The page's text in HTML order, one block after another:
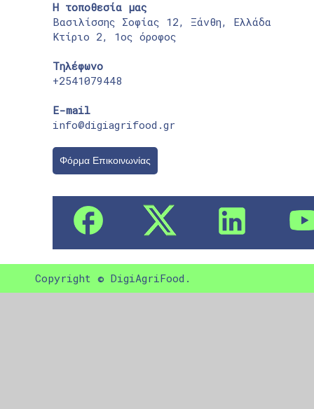
Η τοποθεσία μας
Βασιλίσσης Σοφίας 12, Ξάνθη, Ελλάδα
Κτίριο 2, 1ος όροφος
Τηλέφωνο
+2541079448
E-mail
info@digiagrifood.gr
Φόρμα Επικοινωνίας
Copyright © DigiAgriFood.